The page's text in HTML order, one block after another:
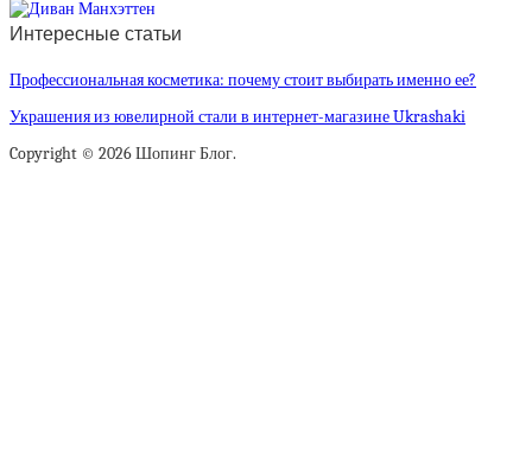
Интересные статьи
Профессиональная косметика: почему стоит выбирать именно ее?
Украшения из ювелирной стали в интернет-магазине Ukrashaki
Copyright © 2026 Шопинг Блог.